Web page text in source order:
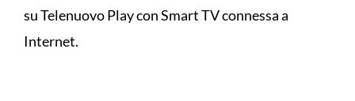
su Telenuovo Play con Smart TV connessa a
Internet.